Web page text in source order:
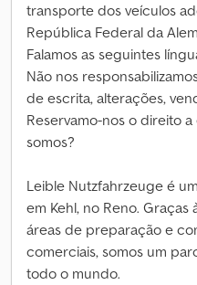
transporte dos veículos
República Federal da
Falamos as seguintes
Não nos
de escrita, alterações,
Reservamo-nos o direito
somos?
Leible Nutzfahrzeuge é
em Kehl, no Reno. Graças
áreas de preparação e
comerciais, somos um
todo o mundo.